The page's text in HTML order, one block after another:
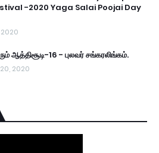
-2020 Yaga Salai Poojai Day
2020
ஆத்திசூடி-16 - புலவர் சங்கரலிங்கம்.
2020